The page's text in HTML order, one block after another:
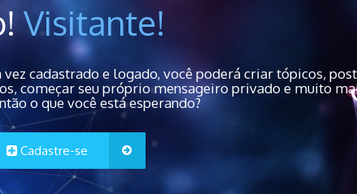
Visitante!
cadastrado e logado, você poderá criar tópicos,
começar seu próprio mensageiro privado e muito
o que você está esperando?
Cadastre-se